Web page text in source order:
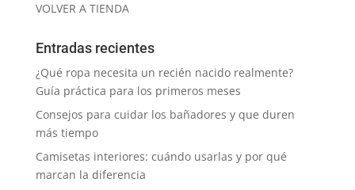
VOLVER A TIENDA
Entradas recientes
¿Qué ropa necesita un recién nacido realmente?
Guía práctica para los primeros meses
Consejos para cuidar los bañadores y que duren
más tiempo
Camisetas interiores: cuándo usarlas y por qué
marcan la diferencia